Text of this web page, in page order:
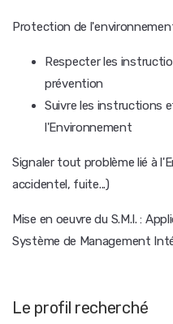
Protection de
Respecter les
prévention
Suivre les instructions
l'Environnement
Signaler tout problème lié à
accidentel, fuite...)
Mise en oeuvre du S.M.I. :
Système de Management
Le profil recherché